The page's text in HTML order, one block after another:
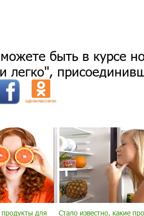
быть в курсе
легко",
для Стало известно, какие